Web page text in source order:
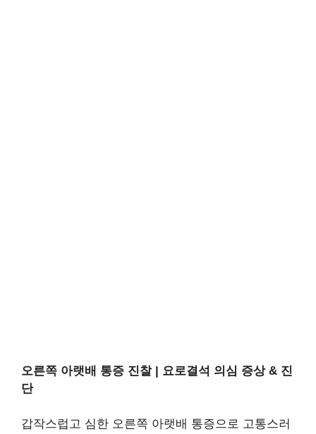
오른쪽 아랫배 통증 진찰 | 요로결석 의심 증상 & 진
단
갑작스럽고 심한 오른쪽 아랫배 통증으로 고통스러